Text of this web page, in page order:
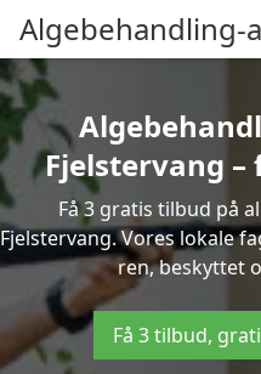
Algebehandling-
Fjelstervang
Få 3 gratis tilbud på
Fjelstervang. Vores lokale
ren, beskyttet
Få 3 tilbud,